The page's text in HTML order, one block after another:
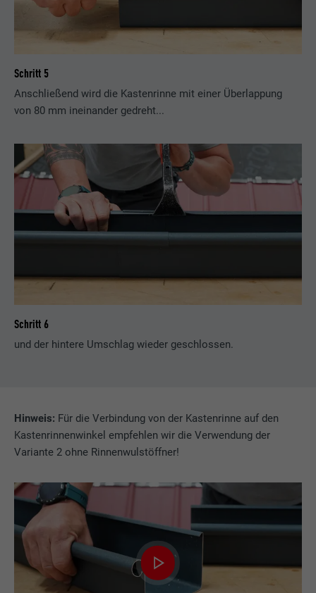
Schritt 5
Anschließend wird die Kastenrinne mit einer Überlappung
von 80 mm ineinander gedreht...
Schritt 6
und der hintere Umschlag wieder geschlossen.
Hinweis: Für die Verbindung von der Kastenrinne auf den
Kastenrinnenwinkel empfehlen wir die Verwendung der
Variante 2 ohne Rinnenwulstöffner!